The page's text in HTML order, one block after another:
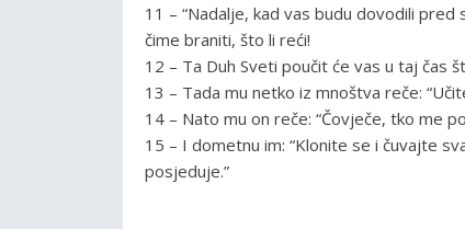
11 – “Nadalje, kad vas budu dovodili
čime braniti, što li reći!
12 – Ta Duh Sveti poučit će vas u taj čas
13 – Tada mu netko iz mnoštva reče:
14 – Nato mu on reče: “Čovječe, tko me
15 – I dometnu im: “Klonite se i čuvajte
posjeduje.”